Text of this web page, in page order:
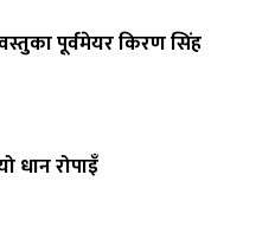
पूर्वमेयर किरण सिंह
धान रोपाइँ